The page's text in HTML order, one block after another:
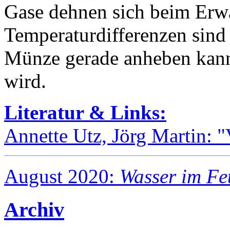
Gase dehnen sich beim
Temperaturdifferenzen
Münze gerade anheben
wird.
Literatur & Links:
Annette Utz, Jörg Martin:
August 2020: Wasser im
Archiv